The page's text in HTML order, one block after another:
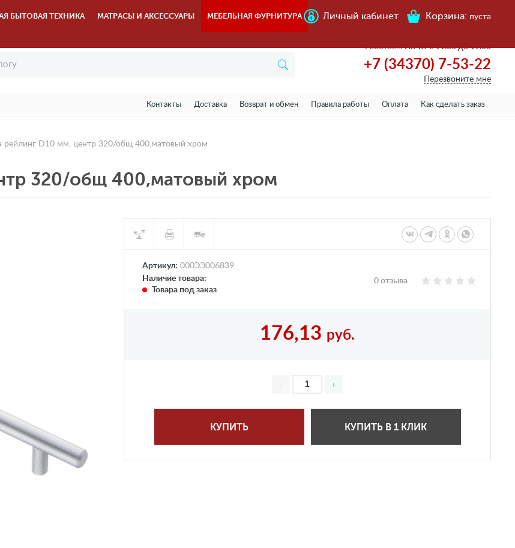
БЫТОВАЯ ТЕХНИКА МАТРАСЫ И АКСЕССУАРЫ МЕБЕЛЬНАЯ ФУРНИТУРА Личный кабинет Корзина: пуста
РаботаемПн-пт с 11.00 до 19.00
+7 (34370) 7-53-22
Перезвоните мне
Контакты Доставка Возврат и обмен Правила работы Оплата Как сделать заказ
рейлинг D10 мм. центр 320/общ 400,матовый хром
320/общ 400,матовый хром
Артикул: 000ЭЭ006839
Наличие товара:
Товара под заказ
0 отзыва
176,13 руб.
КУПИТЬ КУПИТЬ В 1 КЛИК